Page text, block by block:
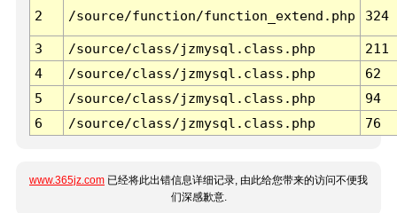
2 /source/function/function_extend.php 324
3 /source/class/jzmysql.class.php
211
4
/source/class/jzmysql.class.php
62
5
/source/class/jzmysql.class.php
94
6
/source/class/jzmysql.class.php 76
www.365jz.com 已经将此出错信息详细记录, 由此给您带来的访问不便我
们深感歉意.